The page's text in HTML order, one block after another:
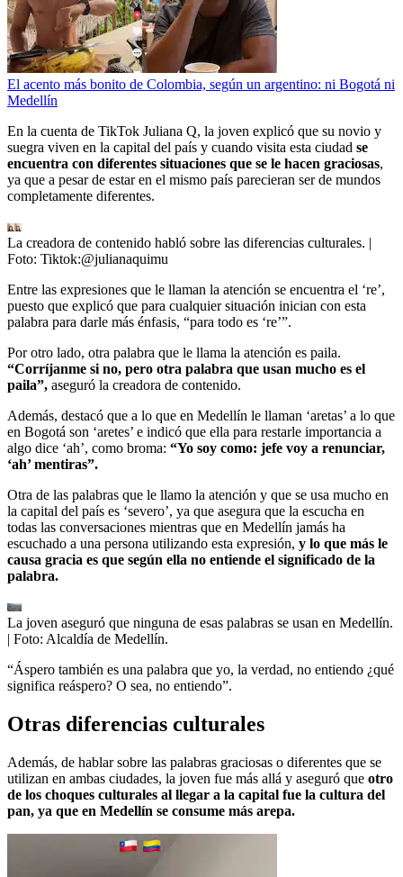
El acento más bonito de Colombia, según un argentino: ni Bogotá ni
Medellín
En la cuenta de TikTok Juliana Q, la joven explicó que su novio y
suegra viven en la capital del país y cuando visita esta ciudad se
encuentra con diferentes situaciones que se le hacen graciosas,
ya que a pesar de estar en el mismo país parecieran ser de mundos
completamente diferentes.
La creadora de contenido habló sobre las diferencias culturales. |
Foto: Tiktok:@julianaquimu
Entre las expresiones que le llaman la atención se encuentra el ‘re’,
puesto que explicó que para cualquier situación inician con esta
palabra para darle más énfasis, “para todo es ‘re’”.
Por otro lado, otra palabra que le llama la atención es paila.
“Corríjanme si no, pero otra palabra que usan mucho es el
paila”, aseguró la creadora de contenido.
Además, destacó que a lo que en Medellín le llaman ‘aretas’ a lo que
en Bogotá son ‘aretes’ e indicó que ella para restarle importancia a
algo dice ‘ah’, como broma: “Yo soy como: jefe voy a renunciar,
‘ah’ mentiras”.
Otra de las palabras que le llamo la atención y que se usa mucho en
la capital del país es ‘severo’, ya que asegura que la escucha en
todas las conversaciones mientras que en Medellín jamás ha
escuchado a una persona utilizando esta expresión, y lo que más le
causa gracia es que según ella no entiende el significado de la
palabra.
La joven aseguró que ninguna de esas palabras se usan en Medellín.
| Foto: Alcaldía de Medellín.
“Áspero también es una palabra que yo, la verdad, no entiendo ¿qué
significa reáspero? O sea, no entiendo”.
Otras diferencias culturales
Además, de hablar sobre las palabras graciosas o diferentes que se
utilizan en ambas ciudades, la joven fue más allá y aseguró que otro
de los choques culturales al llegar a la capital fue la cultura del
pan, ya que en Medellín se consume más arepa.